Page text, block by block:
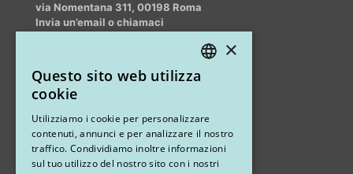
via Nomentana 311, 00198 Roma
Invia un’email o chiamaci
Altri studi
STUDIO MARIANETTI MED
via Sandro Pertini 26, 67051 Avezzano (AQ)
×
Questo sito web utilizza
cookie
Utilizziamo i cookie per personalizzare
contenuti, annunci e per analizzare il nostro
traffico. Condividiamo inoltre informazioni
sul tuo utilizzo del nostro sito con i nostri